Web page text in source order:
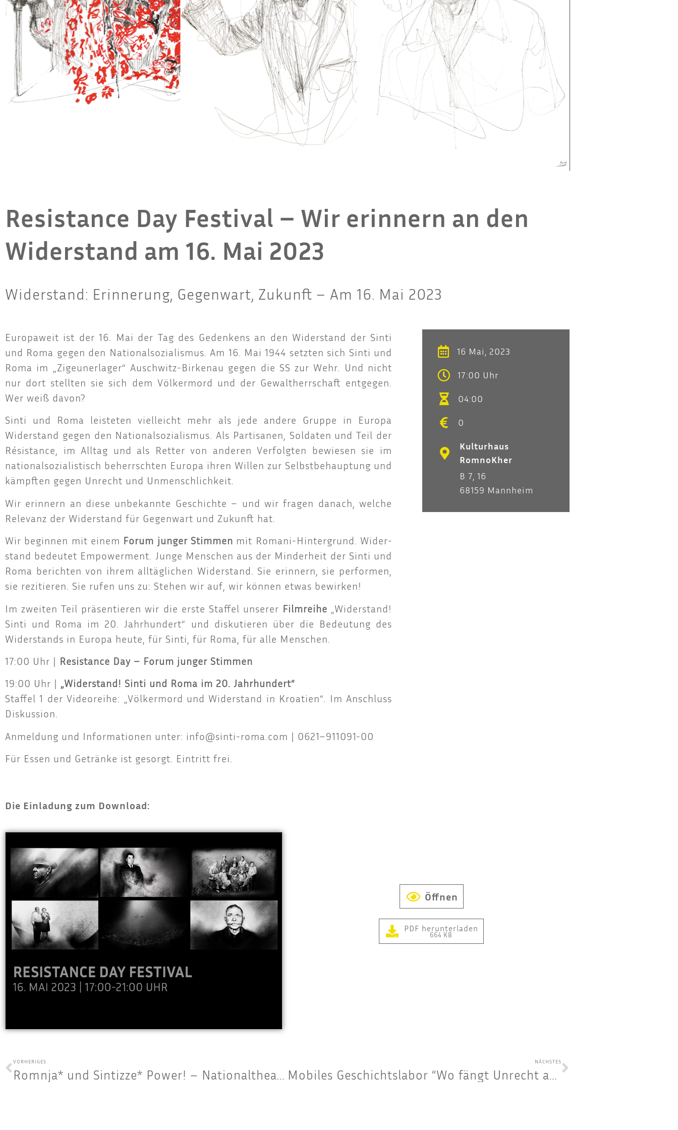
Resistance Day Festival – Wir erinnern an den
Widerstand am 16. Mai 2023
Widerstand: Erinnerung, Gegenwart, Zukunft – Am 16. Mai 2023
Euro­pa­weit ist der 16. Mai der Tag des Geden­kens an den Wider­stand der Sin­ti
und Roma gegen den Natio­nal­so­zia­lis­mus. Am 16. Mai 1944 setz­ten sich Sin­ti und
Roma im „Zigeu­ner­la­ger“ Ausch­witz-Bir­ken­au gegen die SS zur Wehr. Und nicht
nur dort stell­ten sie sich dem Völ­ker­mord und der Gewalt­herr­schaft ent­ge­gen.
Wer weiß davon?
Sin­ti und Roma leis­te­ten viel­leicht mehr als jede ande­re Grup­pe in Euro­pa
Wider­stand gegen den Natio­nal­so­zia­lis­mus. Als Par­ti­sa­nen, Sol­da­ten und Teil der
Résis­tance, im All­tag und als Ret­ter von ande­ren Ver­folg­ten bewie­sen sie im
natio­nal­so­zia­lis­tisch beherrsch­ten Euro­pa ihren Wil­len zur Selbst­be­haup­tung und
kämpf­ten gegen Unrecht und Unmenschlichkeit.
Wir erin­nern an die­se unbe­kann­te Geschich­te – und wir fra­gen danach, wel­che
Rele­vanz der Wider­stand für Gegen­wart und Zukunft hat.
Wir begin­nen mit einem Forum jun­ger Stim­men mit Roma­ni-Hin­ter­grund. Wider­
stand bedeu­tet Empower­ment. Jun­ge Men­schen aus der Min­der­heit der Sin­ti und
Roma berich­ten von ihrem all­täg­li­chen Wider­stand. Sie erin­nern, sie per­for­men,
sie rezi­tie­ren. Sie rufen uns zu: Ste­hen wir auf, wir kön­nen etwas bewirken!
Im zwei­ten Teil prä­sen­tie­ren wir die ers­te Staf­fel unse­rer Film­rei­he „Wider­stand!
Sin­ti und Roma im 20. Jahr­hun­dert“ und dis­ku­tie­ren über die Bedeu­tung des
Wider­stands in Euro­pa heu­te, für Sin­ti, für Roma, für alle Menschen.
17:00 Uhr | Resis­tance Day – Forum jun­ger Stimmen
19:00 Uhr | „Wider­stand! Sin­ti und Roma im 20. Jahr­hun­dert“
Staf­fel 1 der Vide­orei­he: „Völ­ker­mord und Wider­stand in Kroa­ti­en“. Im Anschluss
Diskussion.
Anmel­dung und Infor­ma­tio­nen unter: info@sinti-roma.com | 0621–911091-00
Für Essen und Geträn­ke ist gesorgt. Ein­tritt frei.
16 Mai, 2023
17:00 Uhr
04:00
0
Kulturhaus
RomnoKher
B 7, 16
68159 Mannheim
Die Einladung zum Download:
Öffnen
PDF herunterladen
664 KB
VORHERIGES
Romnja* und Sin­tiz­ze* Power! – Natio­nal­thea­ter Mann­heim am 27. April 2023
NÄCHSTES
Mobi­les Geschichts­la­bor “Wo fängt Unrecht an?”